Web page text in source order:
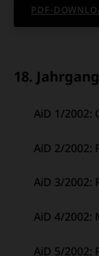
PDF-
18.
AiD 1/2002:
AiD 2/2002:
AiD 3/2002:
AiD 4/2002:
AiD 5/2002: